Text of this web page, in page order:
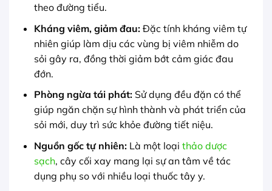
theo đường tiểu.
Kháng viêm, giảm đau:Đặc tính kháng viêm tự
nhiên giúp làm dịu các vùng bị viêm nhiễm do
sỏi gây ra, đồng thời giảm bớt cảm giác đau
đớn.
Phòng ngừa tái phát:Sử dụng đều đặn có thể
giúp ngăn chặn sự hình thành và phát triển của
sỏi mới, duy trì sức khỏe đường tiết niệu.
Nguồn gốc tự nhiên:Là một loại thảo dược
sạch, cây cối xay mang lại sự an tâm về tác
dụng phụ so với nhiều loại thuốc tây y.